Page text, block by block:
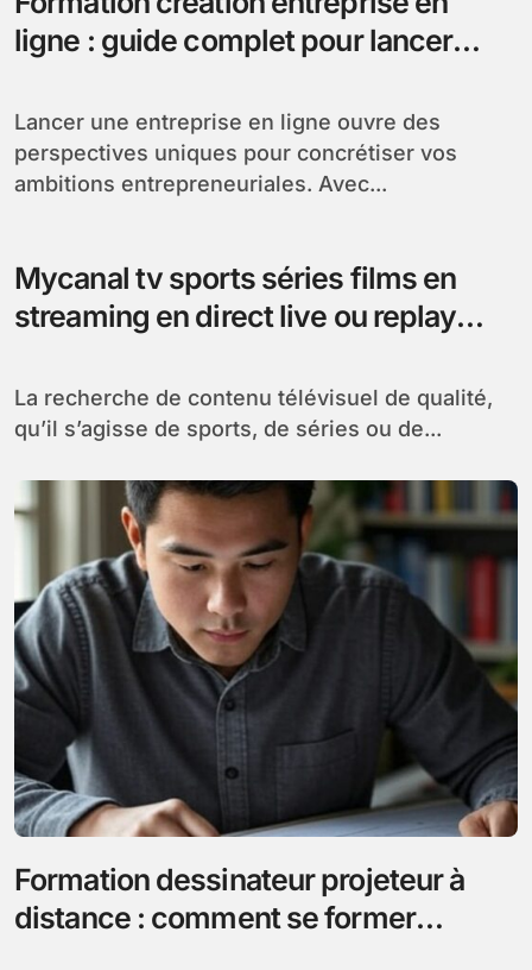
ligne : guide complet pour lancer
Lancer une entreprise en ligne ouvre des
perspectives uniques pour concrétiser vos
ambitions entrepreneuriales. Avec...
Mycanal tv sports séries films en
streaming en direct live ou replay
pour le divertissement
La recherche de contenu télévisuel de qualité,
qu’il s’agisse de sports, de séries ou de...
Formation dessinateur projeteur à
distance : comment se former